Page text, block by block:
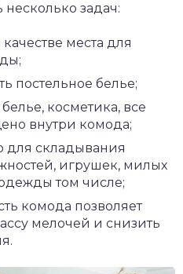
задач:
места для
постельное белье;
косметика, все
внутри комода;
для складывания
игрушек, милых
том числе;
комода позволяет
мелочей и снизить